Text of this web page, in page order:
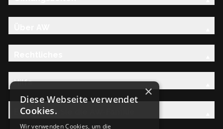
Hilfe
Entdecken Sie die AW-Familie
×
Diese Webseite verwendet
Cookies.
Wir verwenden Cookies, um die